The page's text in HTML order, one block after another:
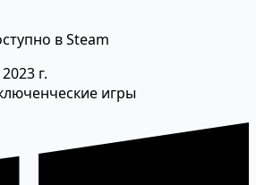
в Steam
г.
игры